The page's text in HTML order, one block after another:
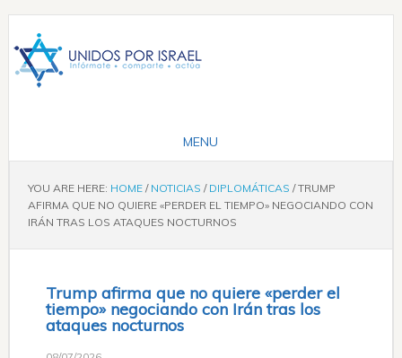
YOU ARE HERE: HOME / NOTICIAS / DIPLOMÁTICAS /TRUMP
AFIRMA QUE NO QUIERE «PERDER EL TIEMPO» NEGOCIANDO CON
IRÁN TRAS LOS ATAQUES NOCTURNOS
Trump afirma que no quiere «perder el
tiempo» negociando con Irán tras los
ataques nocturnos